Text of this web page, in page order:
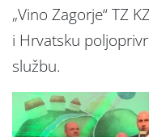
„Vino Zagorje“ TZ
i Hrvatsku
službu.